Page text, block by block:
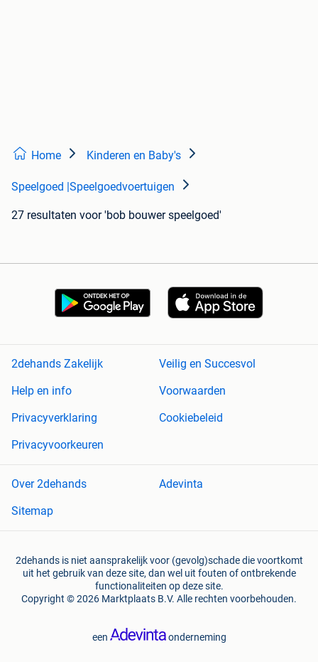
Home Kinderen en Baby's
Speelgoed |Speelgoedvoertuigen
27 resultaten voor 'bob bouwer speelgoed'
2dehands Zakelijk
Veilig en Succesvol
Help en info
Voorwaarden
Privacyverklaring
Cookiebeleid
Privacyvoorkeuren
Over 2dehands
Adevinta
Sitemap
2dehands is niet aansprakelijk voor (gevolg)schade die voortkomt
uit het gebruik van deze site, dan wel uit fouten of ontbrekende
functionaliteiten op deze site.
Copyright © 2026 Marktplaats B.V. Alle rechten voorbehouden.
een onderneming